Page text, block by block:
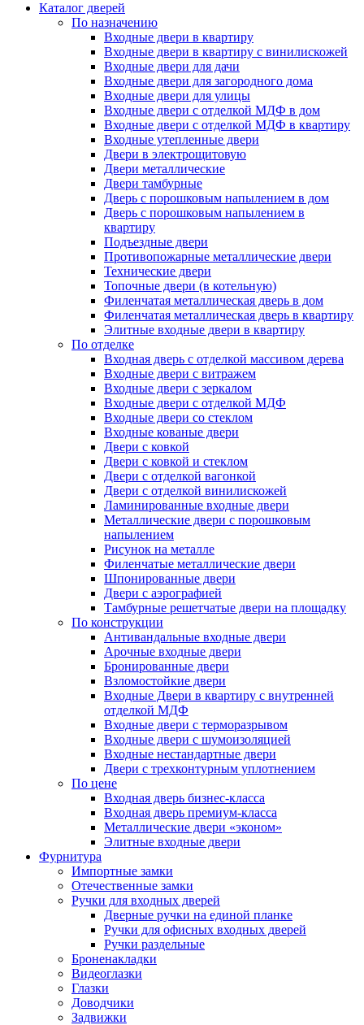
Каталог дверей
По назначению
Входные двери в квартиру
Входные двери в квартиру с винилискожей
Входные двери для дачи
Входные двери для загородного дома
Входные двери для улицы
Входные двери с отделкой МДФ в дом
Входные двери с отделкой МДФ в квартиру
Входные утепленные двери
Двери в электрощитовую
Двери металлические
Двери тамбурные
Дверь с порошковым напылением в дом
Дверь с порошковым напылением в
квартиру
Подъездные двери
Противопожарные металлические двери
Технические двери
Топочные двери (в котельную)
Филенчатая металлическая дверь в дом
Филенчатая металлическая дверь в квартиру
Элитные входные двери в квартиру
По отделке
Входная дверь с отделкой массивом дерева
Входные двери с витражем
Входные двери с зеркалом
Входные двери с отделкой МДФ
Входные двери со стеклом
Входные кованые двери
Двери с ковкой
Двери с ковкой и стеклом
Двери с отделкой вагонкой
Двери с отделкой винилискожей
Ламинированные входные двери
Металлические двери с порошковым
напылением
Рисунок на металле
Филенчатые металлические двери
Шпонированные двери
Двери с аэрографией
Тамбурные решетчатые двери на площадку
По конструкции
Антивандальные входные двери
Арочные входные двери
Бронированные двери
Взломостойкие двери
Входные Двери в квартиру с внутренней
отделкой МДФ
Входные двери с терморазрывом
Входные двери с шумоизоляцией
Входные нестандартные двери
Двери с трехконтурным уплотнением
По цене
Входная дверь бизнес-класса
Входная дверь премиум-класса
Металлические двери «эконом»
Элитные входные двери
Фурнитура
Импортные замки
Отечественные замки
Ручки для входных дверей
Дверные ручки на единой планке
Ручки для офисных входных дверей
Ручки раздельные
Броненакладки
Видеоглазки
Глазки
Доводчики
Задвижки